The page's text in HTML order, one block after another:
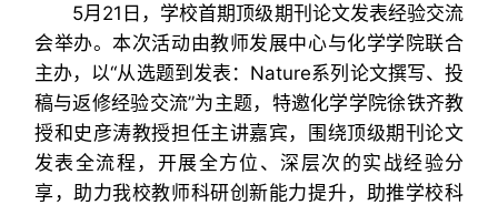
5月21日，学校首期顶级期刊论文发表经验交流
会举办。本次活动由教师发展中心与化学学院联合
主办，以“从选题到发表：Nature系列论文撰写、投
稿与返修经验交流”为主题，特邀化学学院徐铁齐教
授和史彦涛教授担任主讲嘉宾，围绕顶级期刊论文
发表全流程，开展全方位、深层次的实战经验分
享，助力我校教师科研创新能力提升，助推学校科